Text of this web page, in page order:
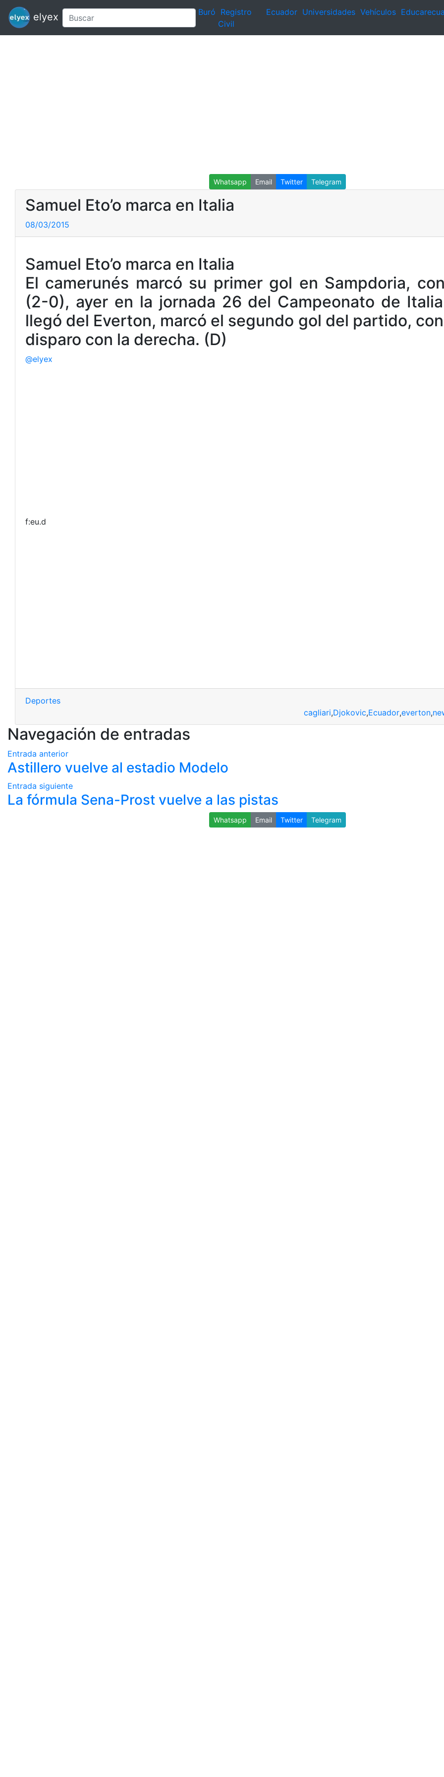
elyex Buró Registro
Civil
Ecuador Universidades Vehículos
Whatsapp Email Twitter Telegram
Samuel Eto’o marca en Italia
08/03/2015
Samuel Eto’o marca en Italia
El camerunés marcó su primer gol en Sampdoria,
(2-0), ayer en la jornada 26 del Campeonato de
llegó del Everton, marcó el segundo gol del partido,
disparo con la derecha. (D)
@elyex
f:eu.d
Deportes
cagliari,Djokovic,Ecuador,everton,
Navegación de entradas
Entrada anterior
Astillero vuelve al estadio Modelo
Entrada siguiente
La fórmula Sena-Prost vuelve a las pistas
Whatsapp Email Twitter Telegram